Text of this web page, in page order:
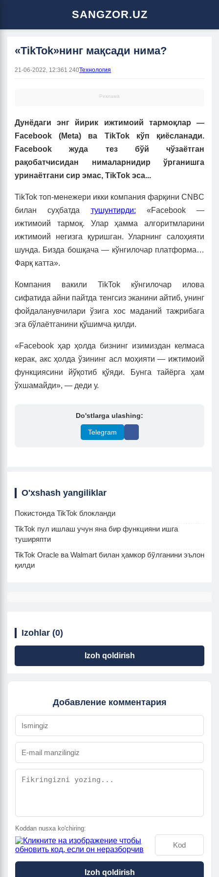
SANGZOR.UZ
«TikTok»нинг мақсади нима?
21-06-2022, 12:361 240Технология
Реклама
Дунёдаги энг йирик ижтимоий тармоқлар —
Facebook (Meta) ва TikTok кўп қиёсланади.
Facebook жуда тез бўй чўзаётган
рақобатчисидан нималарнидир ўрганишга
уринаётгани сир эмас, TikTok эса...
TikTok топ-менежери икки компания фарқини CNBC
билан суҳбатда тушунтирди: «Facebook —
ижтимоий тармоқ. Улар ҳамма алгоритмларини
ижтимоий негизга қуришган. Уларнинг салоҳияти
шунда. Бизда бошқача — кўнгилочар платформа…
Фарқ катта».
Компания вакили TikTok кўнгилочар илова
сифатида айни пайтда тенгсиз эканини айтиб, унинг
фойдаланувчилари ўзига хос маданий тажрибага
эга бўлаётганини қўшимча қилди.
«Facebook ҳар ҳолда бизнинг изимиздан келмаса
керак, акс ҳолда ўзининг асл моҳияти — ижтимоий
функциясини йўқотиб қўяди. Бунга тайёрга ҳам
ўхшамайди», — деди у.
Do'stlarga ulashing:
Telegram
O'xshash yangiliklar
Покистонда TikTok блокланди
TikTok пул ишлаш учун яна бир функцияни ишга
туширяпти
TikTok Oracle ва Walmart билан ҳамкор бўлганини эълон
қилди
Izohlar (0)
Izoh qoldirish
Добавление комментария
Koddan nusxa ko'chiring:
Izoh qoldirish